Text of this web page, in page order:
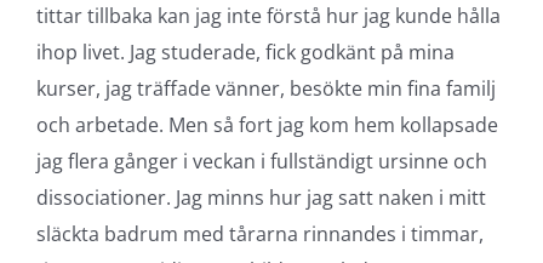
tittar tillbaka kan jag inte förstå hur jag kunde hålla
ihop livet. Jag studerade, fick godkänt på mina
kurser, jag träffade vänner, besökte min fina familj
och arbetade. Men så fort jag kom hem kollapsade
jag flera gånger i veckan i fullständigt ursinne och
dissociationer. Jag minns hur jag satt naken i mitt
släckta badrum med tårarna rinnandes i timmar,